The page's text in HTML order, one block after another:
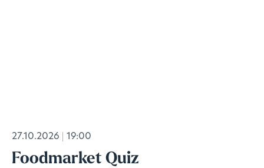
27.10.2026 19:00
Foodmarket Quiz